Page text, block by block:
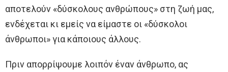
αποτελούν «δύσκολους ανθρώπους» στη ζωή μας,
ενδέχεται κι εμείς να είμαστε οι «δύσκολοι
άνθρωποι» για κάποιους άλλους.
Πριν απορρίψουμε λοιπόν έναν άνθρωπο, ας